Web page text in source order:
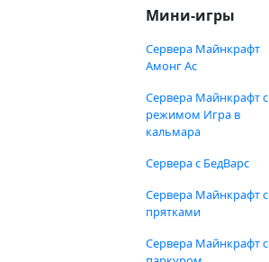
Мини-игры
Сервера Майнкрафт
Амонг Ас
Сервера Майнкрафт с
режимом Игра в
кальмара
Сервера с БедВарс
Сервера Майнкрафт с
прятками
Сервера Майнкрафт с